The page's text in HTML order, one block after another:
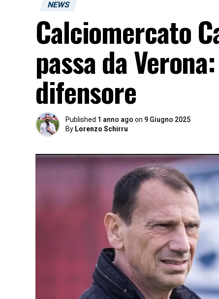
NEWS
Calciomercato
passa da
difensore
Published 1 anno ago on 9 Giugno 2025
By Lorenzo Schirru